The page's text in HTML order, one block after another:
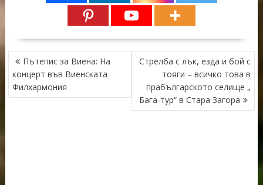
НАВИГАЦИЯ
Пътепис за Виена: На
концерт във Виенската
Филхармония
Стрелба с лък, езда и бой с
тояги – всичко това в
прабългарското селище „
Бага-тур“ в Стара Загора